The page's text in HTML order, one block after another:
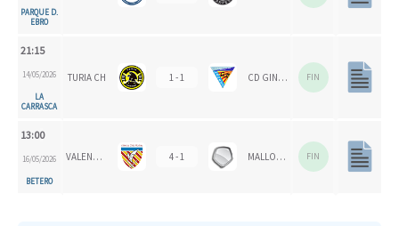
PARQUE D.
EBRO
21:15
14/05/2026
LA
CARRASCA
TURIA CH 1 - 1 CD GINER DE LOS RÍOS FIN
13:00
16/05/2026
BETERO
VALENCIA CH 1924 4 - 1 MALLORCA CH FIN